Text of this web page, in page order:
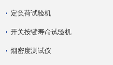
定负荷试验机
开关按键寿命试验机
烟密度测试仪